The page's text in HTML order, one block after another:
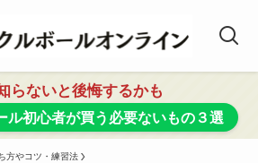
らないと後悔するかも
ル初心者が買う必要ないもの３選
方やコツ・練習法